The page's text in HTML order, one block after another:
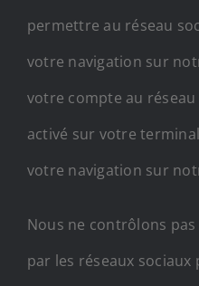
permettre au réseau
votre navigation sur
votre compte au
activé sur votre
votre navigation sur
Nous ne contrôlons
par les réseaux